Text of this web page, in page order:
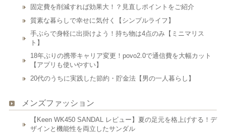
固定費を削減すれば効果大！？見直しポイントをご紹介
質素な暮らしで幸せに気付く【シンプルライフ】
手ぶらで身軽に出掛けよう！持ち物は4点のみ【ミニマリス
ト】
18年ぶりの携帯キャリア変更！povo2.0で通信費を大幅カット
【アプリも使いやすい】
20代のうちに実践した節約・貯金法【男の一人暮らし】
メンズファッション
【Keen WK450 SANDAL レビュー】夏の足元を格上げする！デ
ザインと機能性を両立したサンダル